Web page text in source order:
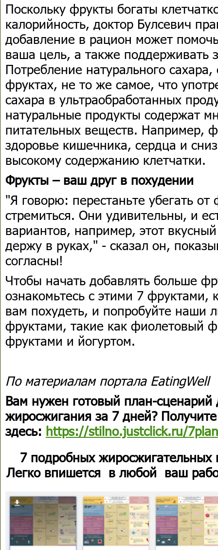
Поскольку фрукты богаты
калорийность, доктор Булсевич
добавление в рацион может
ваша цель, а также поддерживать
Потребление натурального
фруктах, не то же самое, что
сахара в ультраобработанных
натуральные продукты содержат
питательных веществ. Например,
здоровье кишечника, сердца и
высокому содержанию клетчатки.
Фрукты – ваш друг в похудении
"Я говорю: перестаньте убегать
стремиться. Они удивительны, и
вариантов, например, этот
держу в руках," - сказал он,
согласны!
Чтобы начать добавлять больше
ознакомьтесь с этими 7 фруктами,
вам похудеть, и попробуйте наши
фруктами, такие как фиолетовый
фруктами и йогуртом.
По материалам портала EatingWell
Вам нужен готовый план-сценарий
жиросжигания за 7 дней?
здесь: https://stilno.justclick.ru/
7 подробных
Легко впишется в любой ваш